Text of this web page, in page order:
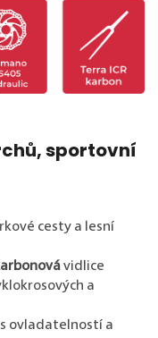
sportovní
cesty a lesní
vidlice
a
ovladatelností a